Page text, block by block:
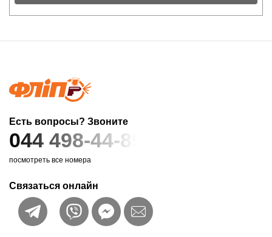
Есть вопросы? Звоните
044 498-44-89
посмотреть все номера
Связаться онлайн